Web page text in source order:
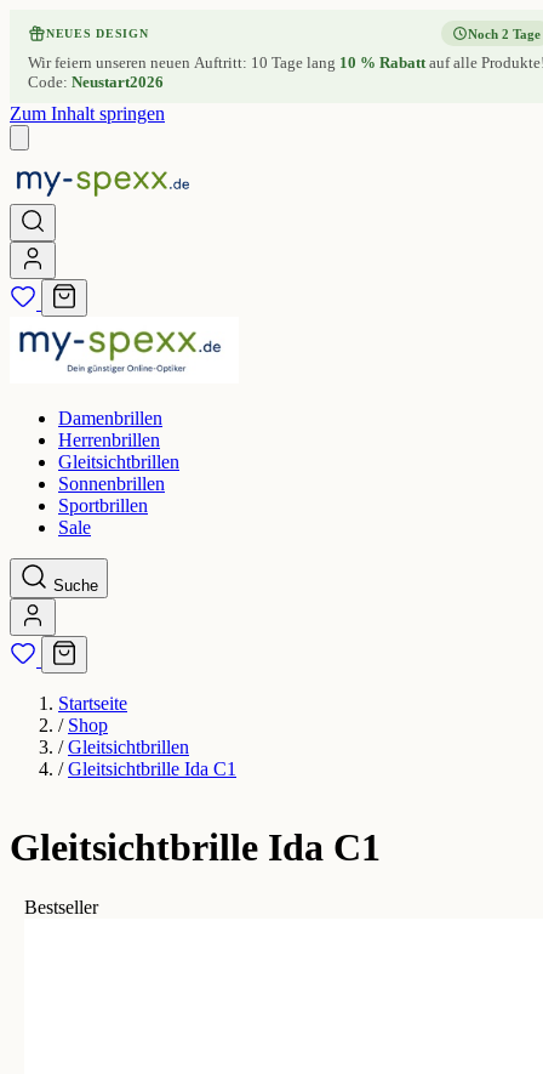
NEUES DESIGN
Wir feiern unseren neuen Auftritt: 10 Tage lang 10 % Rabattauf alle
Code: Neustart2026
Noch 2 Tage
Zum Inhalt springen
Damenbrillen
Herrenbrillen
Gleitsichtbrillen
Sonnenbrillen
Sportbrillen
Sale
Suche
Startseite
/ Shop
/ Gleitsichtbrillen
/ Gleitsichtbrille Ida C1
Gleitsichtbrille Ida C1
Bestseller